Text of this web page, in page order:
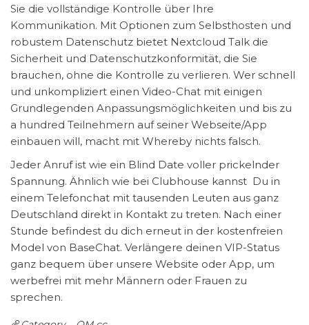
Sie die vollständige Kontrolle über Ihre
Kommunikation. Mit Optionen zum Selbsthosten und
robustem Datenschutz bietet Nextcloud Talk die
Sicherheit und Datenschutzkonformität, die Sie
brauchen, ohne die Kontrolle zu verlieren. Wer schnell
und unkompliziert einen Video-Chat mit einigen
Grundlegenden Anpassungsmöglichkeiten und bis zu
a hundred Teilnehmern auf seiner Webseite/App
einbauen will, macht mit Whereby nichts falsch.
Jeder Anruf ist wie ein Blind Date voller prickelnder
Spannung. Ähnlich wie bei Clubhouse kannst Du in
einem Telefonchat mit tausenden Leuten aus ganz
Deutschland direkt in Kontakt zu treten. Nach einer
Stunde befindest du dich erneut in der kostenfreien
Model von BaseChat. Verlängere deinen VIP-Status
ganz bequem über unsere Website oder App, um
werbefrei mit mehr Männern oder Frauen zu
sprechen.